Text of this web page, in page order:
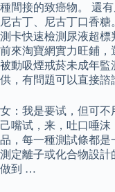
種間接的致癌物。 還
尼古丁、尼古丁口香
測卡快速檢測尿液超標
前來淘寶網實力旺鋪
被動吸煙戒菸未成年
供，有問題可以直接諮
女：我是要试，但可
己嘴试，来，吐口唾
品，每一種測試條都是
測定離子或化合物設計
做到 …